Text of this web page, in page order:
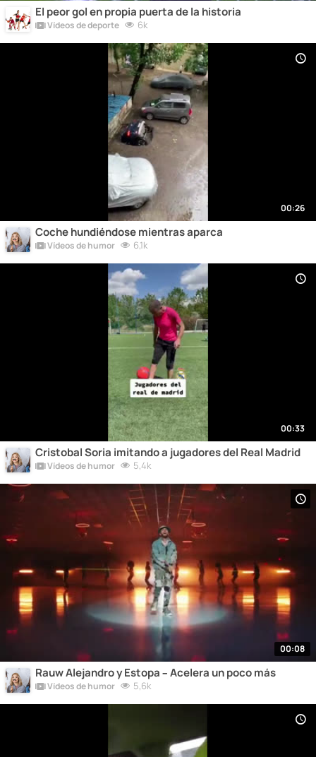
El peor gol en propia puerta de la historia
Vídeos de deporte 6k
00:26
Coche hundiéndose mientras aparca
Vídeos de humor 6,1k
00:33
Cristobal Soria imitando a jugadores del Real Madrid
Vídeos de humor 5,4k
00:08
Rauw Alejandro y Estopa – Acelera un poco más
Vídeos de humor 5,6k